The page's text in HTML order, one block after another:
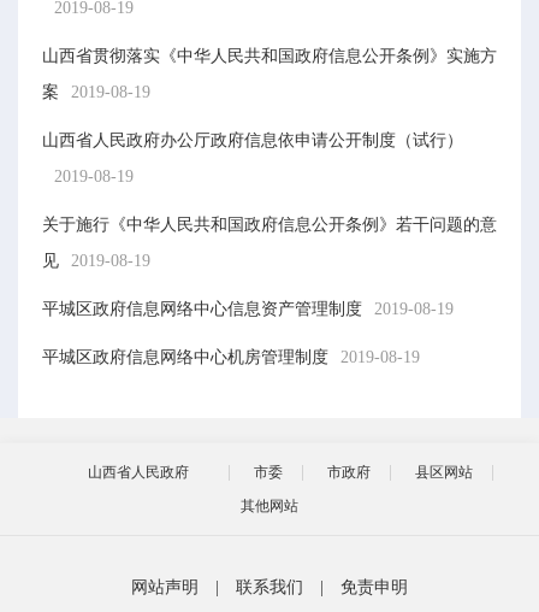
2019-08-19
山西省贯彻落实《中华人民共和国政府信息公开条例》实施方
案
2019-08-19
山西省人民政府办公厅政府信息依申请公开制度（试行）
2019-08-19
关于施行《中华人民共和国政府信息公开条例》若干问题的意
见
2019-08-19
平城区政府信息网络中心信息资产管理制度 2019-08-19
平城区政府信息网络中心机房管理制度 2019-08-19
山西省人民政府 市委 市政府
县区网站
其他网站
网站声明 联系我们 免责申明